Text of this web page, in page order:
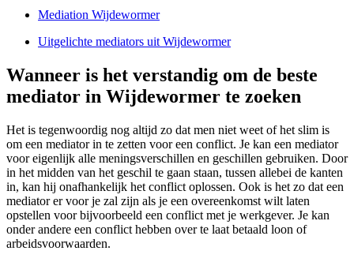
Mediation Wijdewormer
Uitgelichte mediators uit Wijdewormer
Wanneer is het verstandig om de beste
mediator in Wijdewormer te zoeken
Het is tegenwoordig nog altijd zo dat men niet weet of het slim is
om een mediator in te zetten voor een conflict. Je kan een mediator
voor eigenlijk alle meningsverschillen en geschillen gebruiken. Door
in het midden van het geschil te gaan staan, tussen allebei de kanten
in, kan hij onafhankelijk het conflict oplossen. Ook is het zo dat een
mediator er voor je zal zijn als je een overeenkomst wilt laten
opstellen voor bijvoorbeeld een conflict met je werkgever. Je kan
onder andere een conflict hebben over te laat betaald loon of
arbeidsvoorwaarden.